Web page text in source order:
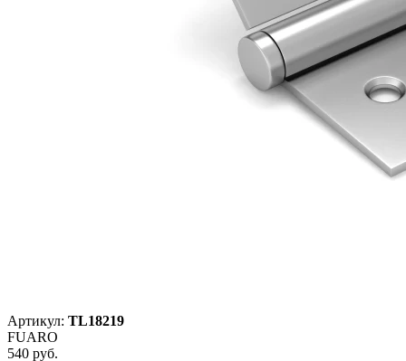
Артикул: TL18219
FUARO
540 руб.